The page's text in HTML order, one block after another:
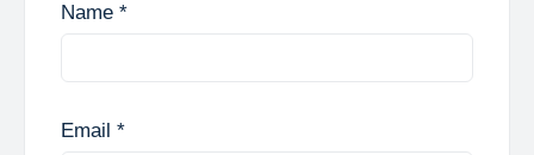
Name *
Email *